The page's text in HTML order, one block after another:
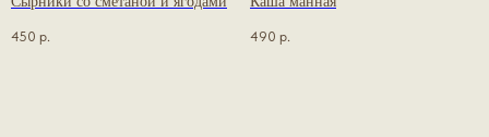
450 р. 490 р.